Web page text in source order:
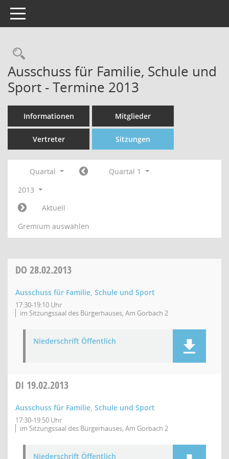
Toggle navigation
Rechercheauswahl
Ausschuss für Familie, Schule und
Sport - Termine 2013
Informationen Mitglieder
Vertreter Sitzungen
Quartal
Quartal 1
2013
Aktuell
Gremium auswählen
DO 28.02.2013
Ausschuss für Familie, Schule und Sport
17:30-19:10 Uhr
im Sitzungssaal des Bürgerhauses, Am Gorbach 2
Niederschrift Öffentlich
DI 19.02.2013
Ausschuss für Familie, Schule und Sport
17:30-19:50 Uhr
im Sitzungssaal des Bürgerhauses, Am Gorbach 2
Niederschrift Öffentlich